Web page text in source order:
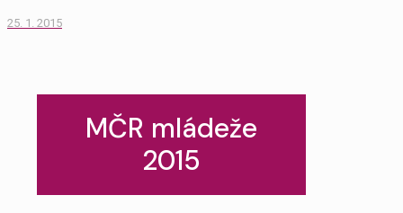
25. 1. 2015
MČR mládeže
2015